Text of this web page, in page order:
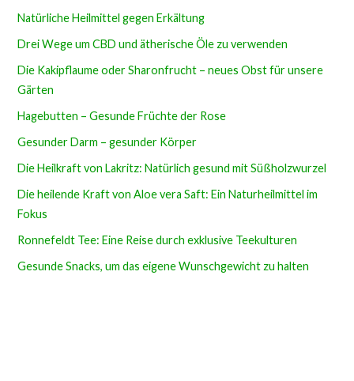
Natürliche Heilmittel gegen Erkältung
Drei Wege um CBD und ätherische Öle zu verwenden
Die Kakipflaume oder Sharonfrucht – neues Obst für unsere
Gärten
Hagebutten – Gesunde Früchte der Rose
Gesunder Darm – gesunder Körper
Die Heilkraft von Lakritz: Natürlich gesund mit Süßholzwurzel
Die heilende Kraft von Aloe vera Saft: Ein Naturheilmittel im
Fokus
Ronnefeldt Tee: Eine Reise durch exklusive Teekulturen
Gesunde Snacks, um das eigene Wunschgewicht zu halten